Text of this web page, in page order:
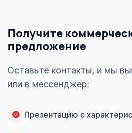
Получите
предложение
Оставьте контакты, и мы
или в мессенджер:
Презентацию с